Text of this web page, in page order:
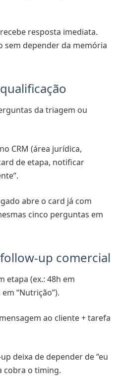
resposta imediata.
sem depender da memória
da triagem ou
CRM (área jurídica,
de etapa, notificar
abre o card já com
cinco perguntas em
up comercial
etapa (ex.: 48h em
“Nutrição”).
ao cliente + tarefa
deixa de depender de “eu
cobra o timing.